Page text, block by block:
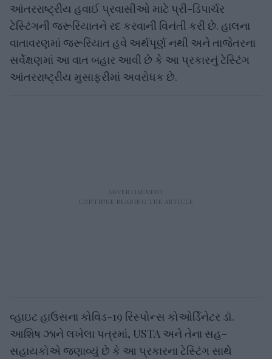
આંતરરાષ્ટ્રીય હવાઈ પ્રવાસીઓ માટે પ્રી-ડિપાર્ચર
ટેસ્ટિંગની જરૂરિયાતને રદ કરવાની વિનંતી કરી છે. હાલના
વાતાવરણમાં જરૂરિયાત હવે અર્થપૂર્ણ નથી અને તાજેતરના
સર્વેક્ષણમાં આ વાત બહાર આવી છે કે આ પ્રકારનું ટેસ્ટિંગ
આંતરરાષ્ટ્રીય મુસાફરીમાં અવરોધક છે.
વ્હાઇટ હાઉસના કોવિડ-19 રિસ્પોન્સ કોઓર્ડિનેટર ડૉ.
આશિષ ઝાને લખેલા પત્રમાં, USTA અને તેના સહ-
સહાયકોએ જણાવ્યું છે કે આ પ્રકારના ટેસ્ટિંગ સાથે